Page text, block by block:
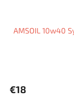
AMSOIL 10w40
€18